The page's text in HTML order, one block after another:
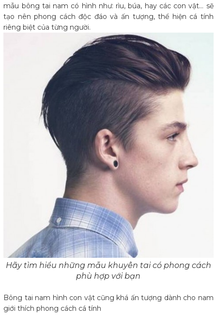
mẫu bông tai nam có hình như: rìu, búa, hay các con vật… sẽ
tạo nên phong cách độc đáo và ấn tượng, thể hiện cá tính
riêng biệt của từng người.
Hãy tìm hiểu những mẫu khuyên tai có phong cách
phù hợp với bạn
Bông tai nam hình con vật cũng khá ấn tượng dành cho nam
giới thích phong cách cá tính